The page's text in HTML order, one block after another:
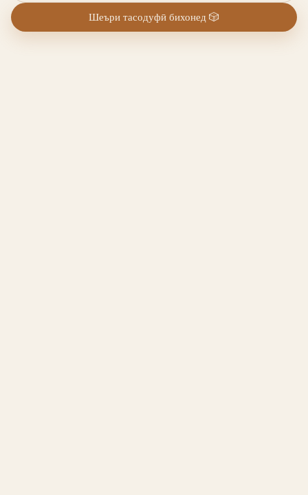
Шеъри тасодуфӣ бихонед 🎲